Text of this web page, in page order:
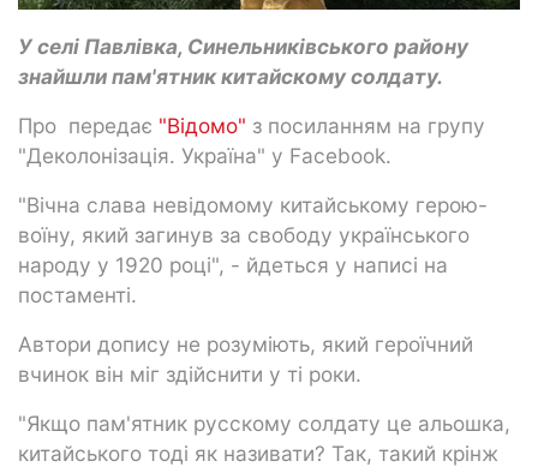
У селі Павлівка, Синельниківського району
знайшли пам'ятник китайскому солдату.
Про передає "Відомо" з посиланням на групу
"Деколонізація. Україна" у Facebook.
"Вічна слава невідомому китайському герою-
воїну, який загинув за свободу українського
народу у 1920 році", - йдеться у написі на
постаменті.
Автори допису не розуміють, який героїчний
вчинок він міг здійснити у ті роки.
"Якщо пам'ятник русскому солдату це альошка,
китайського тоді як називати? Так, такий крінж